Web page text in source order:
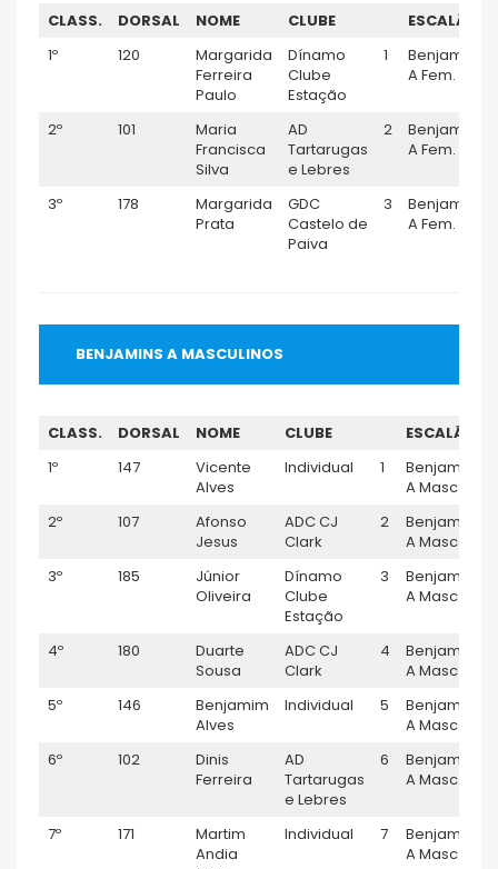
CLASS. DORSAL NOME CLUBE ESCALÃO
1º
120
Margarida
Ferreira
Paulo
Dínamo
Clube
Estação
1
Benjamim
A Fem.
2º 101
Maria
Francisca
Silva
AD
Tartarugas
e Lebres
2
Benjamim
A Fem.
3º 178
Margarida
Prata
GDC
Castelo de
Paiva
3
Benjamim
A Fem.
BENJAMINS A MASCULINOS
CLASS. DORSAL NOME CLUBE ESCALÃO
1º
147
Vicente
Alves
Individual 1
Benjamim
A Masc.
2º 107
Afonso
Jesus
ADC CJ
Clark
2
Benjamim
A Masc.
3º 185
Júnior
Oliveira
Dínamo
Clube
Estação
3
Benjamim
A Masc.
4º 180
Duarte
Sousa
ADC CJ
Clark
4
Benjamim
A Masc.
5º 146
Benjamim
Alves
Individual 5
Benjamim
A Masc.
6º 102
Dinis
Ferreira
AD
Tartarugas
e Lebres
6
Benjamim
A Masc.
7º 171
Martim
Andia
Individual 7
Benjamim
A Masc.